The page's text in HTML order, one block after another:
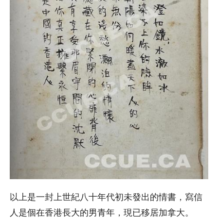
以上是一封上世紀八十年代初未發出的情書，寫信
人是個在香港長大的男青年，現已移居加拿大。